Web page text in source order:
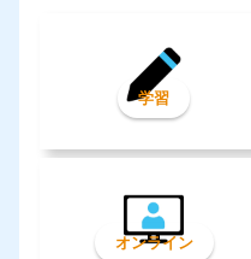
学習
オンライン